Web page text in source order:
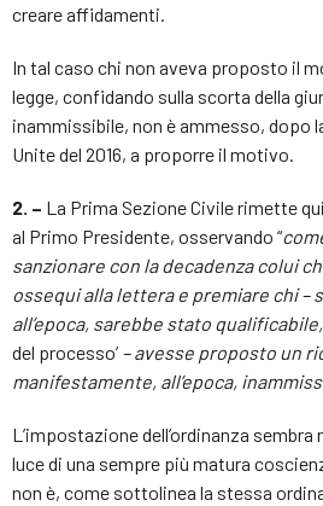
creare affidamenti.
In tal caso chi non aveva proposto il
legge, confidando sulla scorta della
inammissibile, non è ammesso, dopo
Unite del 2016, a proporre il motivo.
2. – La Prima Sezione Civile rimette
al Primo Presidente, osservando “
sanzionare con la decadenza colui
ossequi alla lettera e premiare chi –
all’epoca, sarebbe stato
del processo’ – avesse proposto un
manifestamente, all’epoca,
L’impostazione dell’ordinanza
luce di una sempre più matura
non è, come sottolinea la stessa